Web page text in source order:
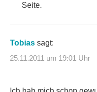
Seite.
Tobias sagt:
25.11.2011 um 19:01 Uhr